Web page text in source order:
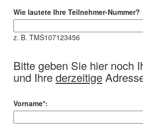
Wie lautete Ihre Teilnehmer-Nummer?
z. B. TMS107123456
Bitte geben Sie hier noch
und Ihrederzeitige
Vorname*: